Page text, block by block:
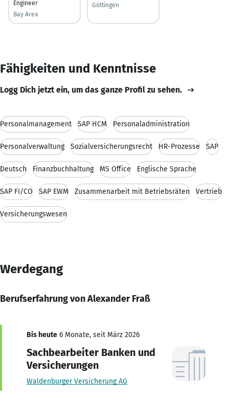
Engineer
Bay Area
Göttingen
Fähigkeiten und Kenntnisse
Logg Dich jetzt ein, um das ganze Profil zu sehen.
Personalmanagement SAP HCM Personaladministration
Personalverwaltung Sozialversicherungsrecht HR-Prozesse SAP
Deutsch Finanzbuchhaltung MS Office Englische Sprache
SAP FI/CO SAP EWM Zusammenarbeit mit Betriebsräten Vertrieb
Versicherungswesen
Werdegang
Berufserfahrung von Alexander Fraß
Bis heute 6 Monate, seit März 2026
Sachbearbeiter Banken und
Versicherungen
Waldenburger Versicherung AG